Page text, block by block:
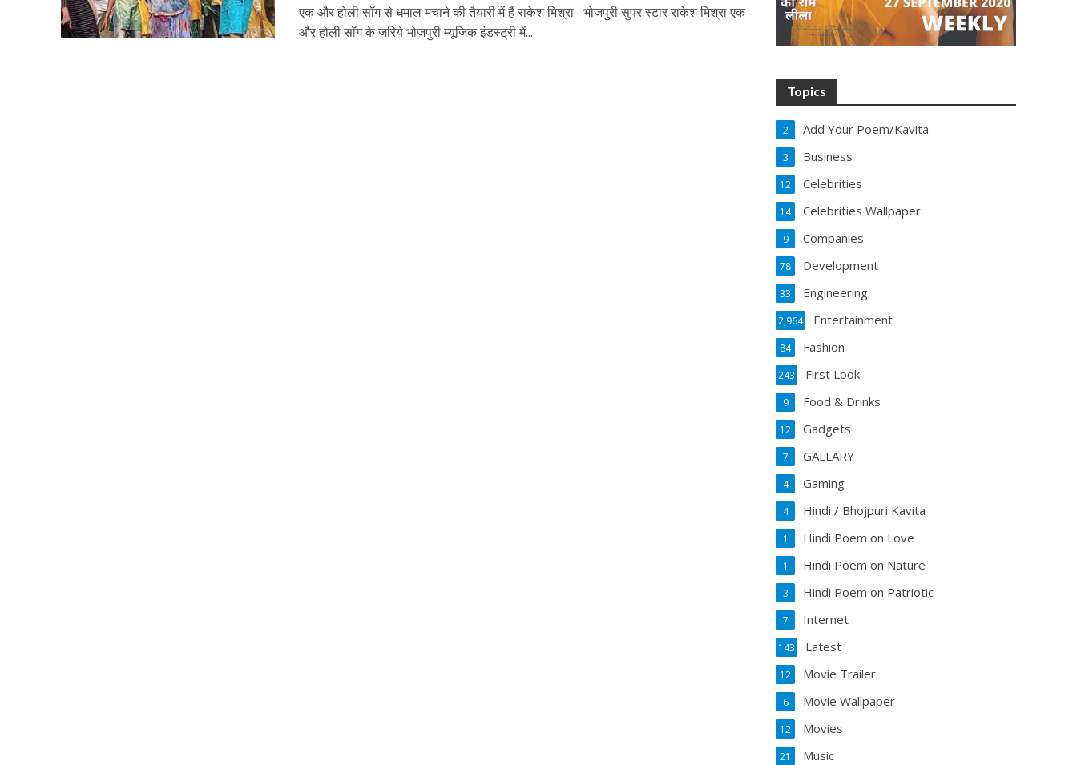
एक और होली सॉग से धमाल मचाने की तैयारी में हैं राकेश मिश्रा भोजपुरी सुपर स्‍टार राकेश मिश्रा एक
और होली सॉग के जरिये भोजपुरी म्‍यूजिक इंडस्‍ट्री में...
Topics
Add Your Poem/Kavita
2
Business
3
Celebrities
12
Celebrities Wallpaper
14
Companies
9
Development
78
Engineering
33
Entertainment
2,964
Fashion
84
First Look
243
Food & Drinks
9
Gadgets
12
GALLARY
7
Gaming
4
Hindi / Bhojpuri Kavita
4
Hindi Poem on Love
1
Hindi Poem on Nature
1
Hindi Poem on Patriotic
3
Internet
7
Latest
143
Movie Trailer
12
Movie Wallpaper
6
Movies
12
Music
21